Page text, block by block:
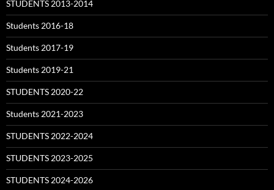
STUDENTS 2013-2014
Students 2016-18
Students 2017-19
Students 2019-21
STUDENTS 2020-22
Students 2021-2023
STUDENTS 2022-2024
STUDENTS 2023-2025
STUDENTS 2024-2026